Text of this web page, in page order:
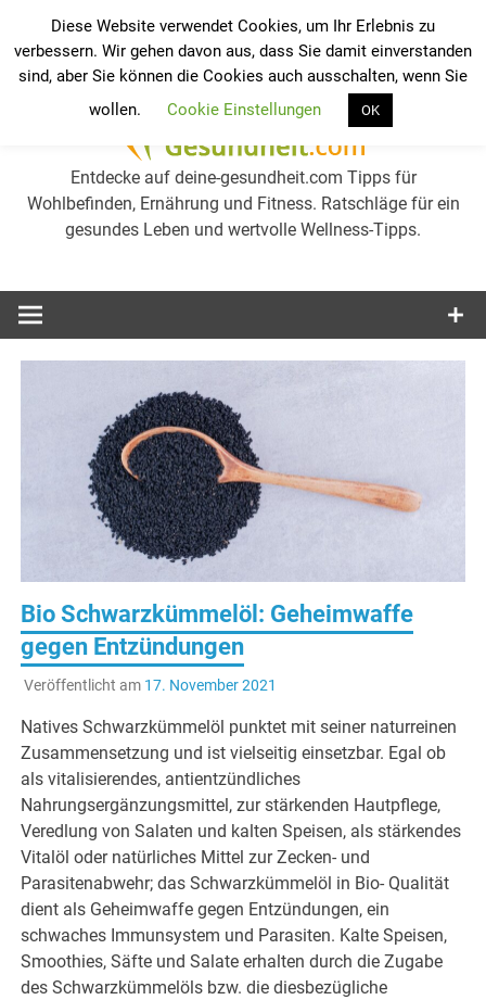
Werkzeugleiste öffnen
springen
Entdecke auf deine-gesundheit.com Tipps für
Wohlbefinden, Ernährung und Fitness. Ratschläge für ein
gesundes Leben und wertvolle Wellness-Tipps.
Bio Schwarzkümmelöl: Geheimwaffe
gegen Entzündungen
Veröffentlicht am 17. November 2021
Natives Schwarzkümmelöl punktet mit seiner naturreinen
Zusammensetzung und ist vielseitig einsetzbar. Egal ob
als vitalisierendes, antientzündliches
Nahrungsergänzungsmittel, zur stärkenden Hautpflege,
Veredlung von Salaten und kalten Speisen, als stärkendes
Vitalöl oder natürliches Mittel zur Zecken- und
Parasitenabwehr; das Schwarzkümmelöl in Bio- Qualität
dient als Geheimwaffe gegen Entzündungen, ein
schwaches Immunsystem und Parasiten. Kalte Speisen,
Smoothies, Säfte und Salate erhalten durch die Zugabe
des Schwarzkümmelöls bzw. die diesbezügliche
Diese Website verwendet Cookies, um Ihr Erlebnis zu
verbessern. Wir gehen davon aus, dass Sie damit einverstanden
sind, aber Sie können die Cookies auch ausschalten, wenn Sie
wollen.
Cookie Einstellungen OK